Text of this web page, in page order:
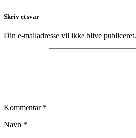
Skriv et svar
Din e-mailadresse vil ikke blive publiceret.
Kommentar *
Navn *